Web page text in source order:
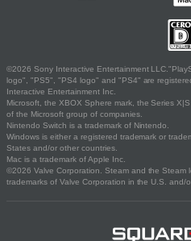
©2026 Sony Interactive Entertainment
logo", "PS5", "PS4 logo" and "PS4" are
Interactive Entertainment Inc.
Microsoft, the XBOX Sphere mark, the Series
of the Microsoft group of companies.
Nintendo Switch is a trademark of Nintendo.
Windows is either a registered trademark or
States and/or other countries.
Mac is a trademark of Apple Inc.
©2026 Valve Corporation. Steam and the Steam
trademarks of Valve Corporation in the U.S. and/